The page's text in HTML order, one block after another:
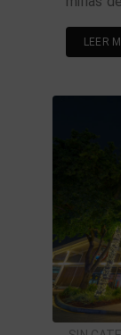
LEER